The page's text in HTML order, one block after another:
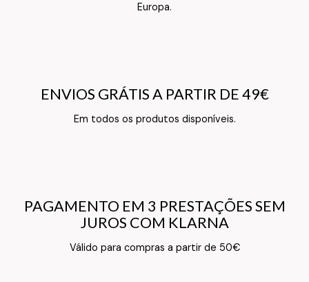
Europa.
ENVIOS GRÁTIS A PARTIR DE 49€
Em todos os produtos disponíveis.
ENVIOS GRÁTIS A PARTIR DE 49€
Texto do Verso do Cartão de Informação
PAGAMENTO EM 3 PRESTAÇÕES SEM
JUROS COM KLARNA
Válido para compras a partir de 50€
PAGAMENTO EM 3 PRESTAÇÕES SEM
JUROS COM KLARNA
Texto do Verso do Cartão de Informação